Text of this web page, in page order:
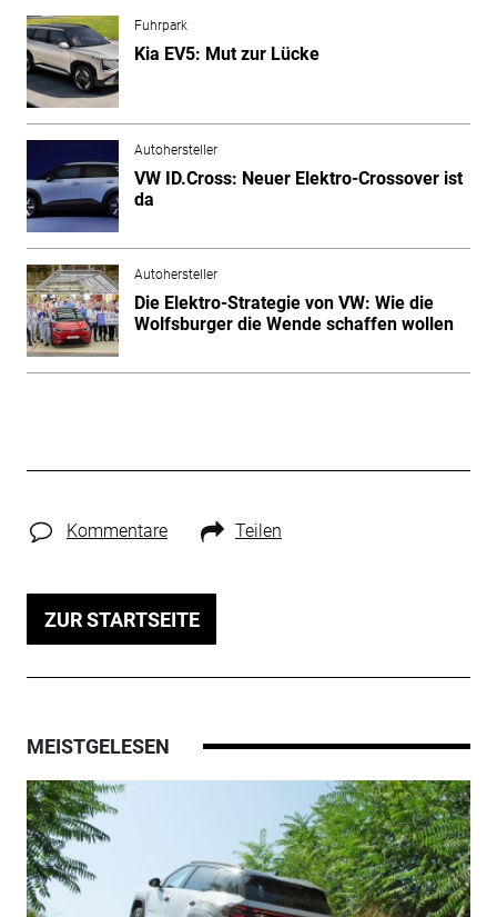
Fuhrpark
Kia EV5: Mut zur Lücke
Autohersteller
VW ID.Cross: Neuer Elektro-Crossover ist
da
Autohersteller
Die Elektro-Strategie von VW: Wie die
Wolfsburger die Wende schaffen wollen
Kommentare Teilen
ZUR STARTSEITE
MEISTGELESEN